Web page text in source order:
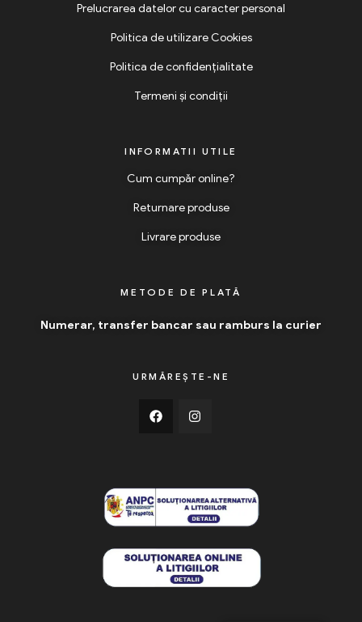
Prelucrarea datelor cu caracter personal
Politica de utilizare Cookies
Politica de confidențialitate
Termeni și condiții
INFORMATII UTILE
Cum cumpăr online?
Returnare produse
Livrare produse
METODE DE PLATĂ
Numerar, transfer bancar sau ramburs la curier
URMĂREȘTE-NE